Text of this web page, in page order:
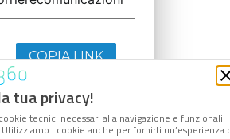
tua privacy!
tecnici necessari alla navigazione e funzionali
i cookie anche per fornirti un’esperienza
COPIA LINK